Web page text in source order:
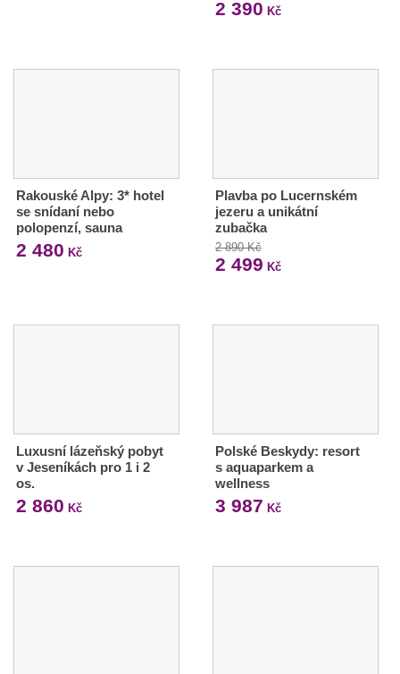
2 390 Kč
Rakouské Alpy: 3* hotel
se snídaní nebo
polopenzí, sauna
2 480 Kč
Plavba po Lucernském
jezeru a unikátní
zubačka
2 890 Kč
2 499 Kč
Luxusní lázeňský pobyt
v Jeseníkách pro 1 i 2
os.
2 860 Kč
Polské Beskydy: resort
s aquaparkem a
wellness
3 987 Kč